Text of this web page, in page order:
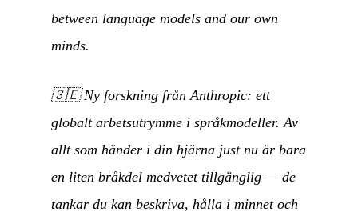
between language models and our own
minds.
🇸🇪Ny forskning från Anthropic: ett
globalt arbetsutrymme i språkmodeller. Av
allt som händer i din hjärna just nu är bara
en liten bråkdel medvetet tillgänglig — de
tankar du kan beskriva, hålla i minnet och